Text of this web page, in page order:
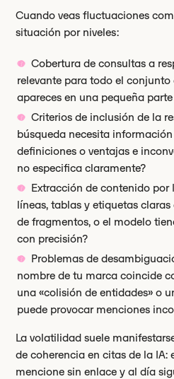
Cuando veas fluctuaciones
situación por niveles:
Cobertura de consultas a
relevante para todo el
apareces en una pequeña
Criterios de inclusión de la
búsqueda necesita
definiciones o ventajas e
no especifica claramente?
Extracción de contenido por
líneas, tablas y etiquetas
de fragmentos, o el modelo
con precisión?
Problemas de
nombre de tu marca coincide
una «colisión de entidades» o
puede provocar menciones
La volatilidad suele
de coherencia en citas de la IA:
mencione sin enlace y al día